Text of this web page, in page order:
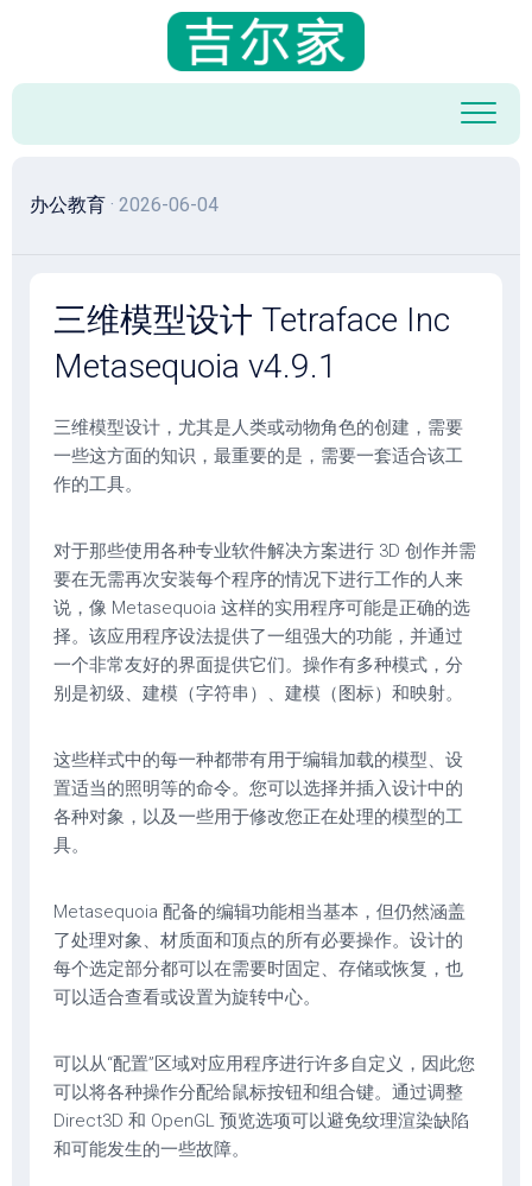
容
办公教育 · 2026-06-04
三维模型设计 Tetraface Inc
Metasequoia v4.9.1
三维模型设计，尤其是人类或动物角色的创建，需要
一些这方面的知识，最重要的是，需要一套适合该工
作的工具。
对于那些使用各种专业软件解决方案进行 3D 创作并需
要在无需再次安装每个程序的情况下进行工作的人来
说，像 Metasequoia 这样的实用程序可能是正确的选
择。该应用程序设法提供了一组强大的功能，并通过
一个非常友好的界面提供它们。操作有多种模式，分
别是初级、建模（字符串）、建模（图标）和映射。
这些样式中的每一种都带有用于编辑加载的模型、设
置适当的照明等的命令。您可以选择并插入设计中的
各种对象，以及一些用于修改您正在处理的模型的工
具。
Metasequoia 配备的编辑功能相当基本，但仍然涵盖
了处理对象、材质面和顶点的所有必要操作。设计的
每个选定部分都可以在需要时固定、存储或恢复，也
可以适合查看或设置为旋转中心。
可以从“配置”区域对应用程序进行许多自定义，因此您
可以将各种操作分配给鼠标按钮和组合键。通过调整
Direct3D 和 OpenGL 预览选项可以避免纹理渲染缺陷
和可能发生的一些故障。